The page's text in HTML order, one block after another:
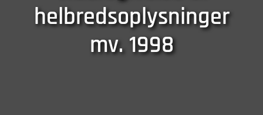
helbredsoplysninger
mv. 1998